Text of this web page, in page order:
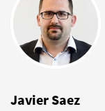
Javier Saez